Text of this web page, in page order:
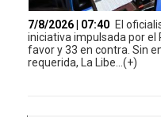
7/8/2026 | 07:40 El
iniciativa impulsada por el
favor y 33 en contra. Sin
requerida, La Libe...(+)